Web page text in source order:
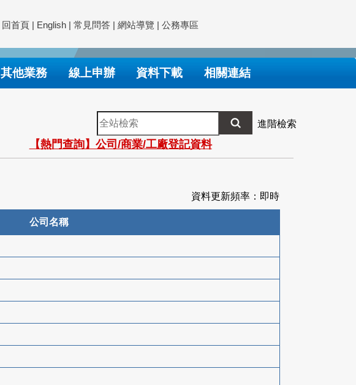
回首頁 | English | 常見問答 | 網站導覽 | 公務專區
其他業務 線上申辦 資料下載 相關連結
全
站
檢
索
進階檢索
【熱門查詢】公司/商業/工廠登記資料
資料更新頻率：即時
公司名稱